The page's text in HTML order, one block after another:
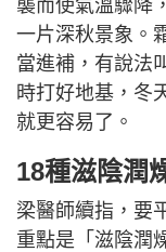
襲而使氣溫驟降
一片深秋景象。
當進補，有說法
時打好地基，冬
就更容易了。
18種滋陰潤
梁醫師續指，要
重點是「滋陰潤